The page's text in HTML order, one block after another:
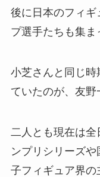
後に日本のフィギ
プ選手たちも集ま
小芝さんと同じ時
ていたのが、友野
二人とも現在は
ンプリシリーズ
子フィギュア界の